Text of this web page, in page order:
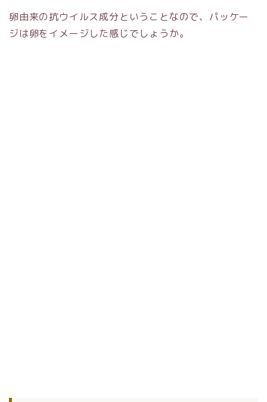
卵由来の抗ウイルス成分ということなので、パッケー
ジは卵をイメージした感じでしょうか。